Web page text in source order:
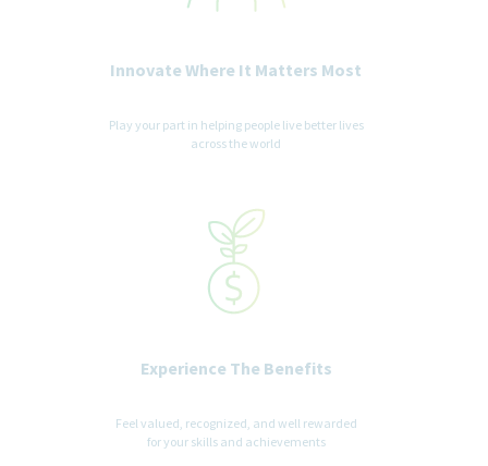
Innovate Where It Matters Most
Play your part in helping people live better lives
across the world
Experience The Benefits
Feel valued, recognized, and well rewarded
for your skills and achievements